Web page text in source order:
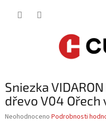
Sniezka
dřevo V04 Ořech
Průměrné
Neohodnoceno Podrobnosti